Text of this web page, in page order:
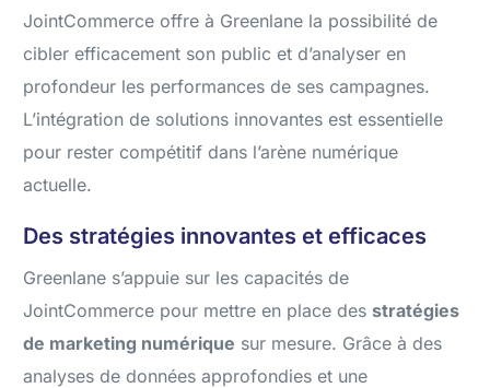
JointCommerce offre à Greenlane la possibilité de
cibler efficacement son public et d’analyser en
profondeur les performances de ses campagnes.
L’intégration de solutions innovantes est essentielle
pour rester compétitif dans l’arène numérique
actuelle.
Des stratégies innovantes et efficaces
Greenlane s’appuie sur les capacités de
JointCommerce pour mettre en place des stratégies
de marketing numérique sur mesure. Grâce à des
analyses de données approfondies et une